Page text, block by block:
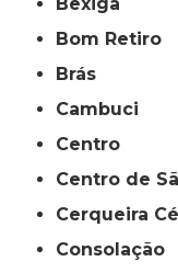
Bom Retiro
Brás
Cambuci
Centro
Centro de
Cerqueira
Consolação